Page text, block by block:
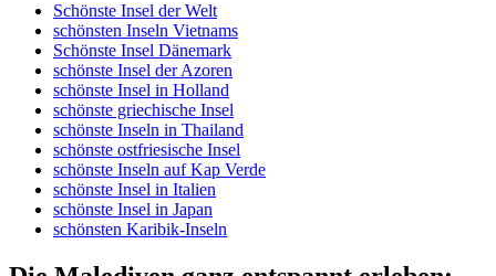
Schönste Insel der Welt
schönsten Inseln Vietnams
Schönste Insel Dänemark
schönste Insel der Azoren
schönste Insel in Holland
schönste griechische Insel
schönste Inseln in Thailand
schönste ostfriesische Insel
schönste Inseln auf Kap Verde
schönste Insel in Italien
schönste Insel in Japan
schönsten Karibik-Inseln